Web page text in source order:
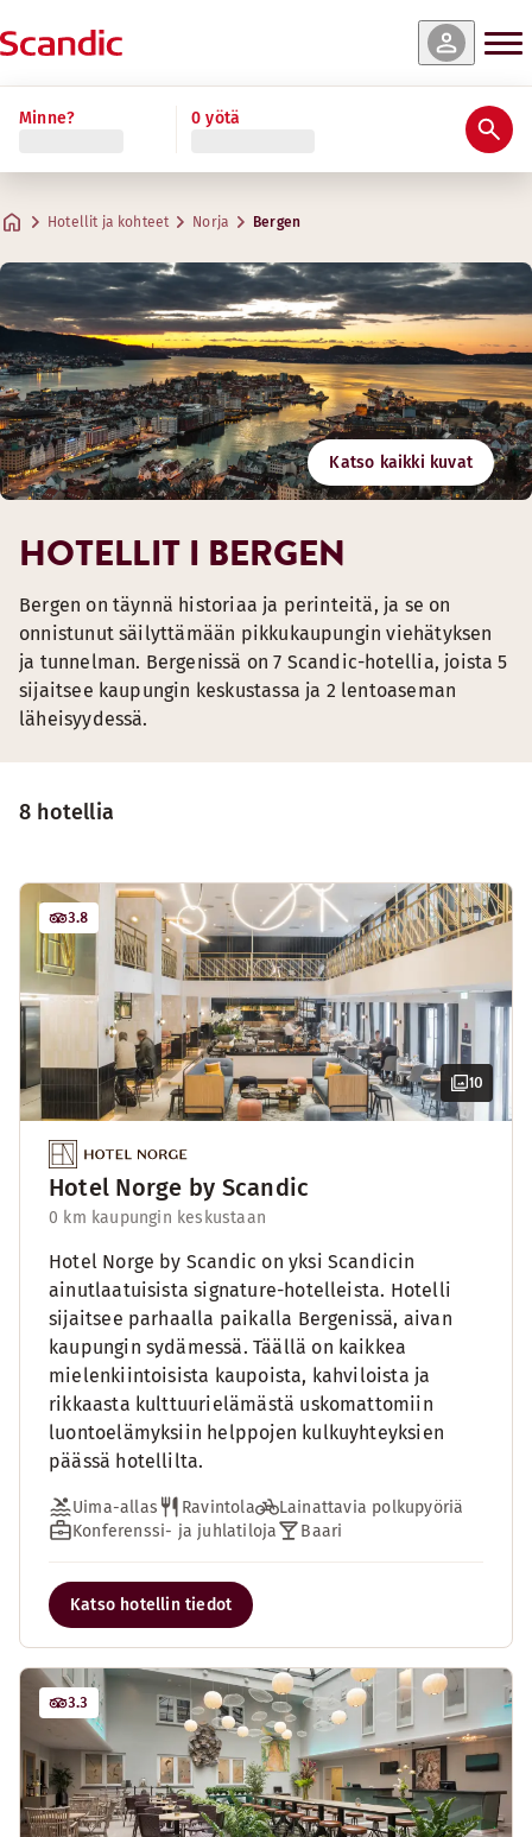
Minne? 0 yötä
Hotellit ja kohteet Norja Bergen
Katso kaikki kuvat
8 hotellia
10
3.8
Hotel Norge by Scandic
0 km kaupungin keskustaan
Hotel Norge by Scandic on yksi Scandicin
ainutlaatuisista signature-hotelleista. Hotelli
sijaitsee parhaalla paikalla Bergenissä, aivan
kaupungin sydämessä. Täällä on kaikkea
mielenkiintoisista kaupoista, kahviloista ja
rikkaasta kulttuurielämästä uskomattomiin
luontoelämyksiin helppojen kulkuyhteyksien
päässä hotellilta.
Uima-allas Ravintola
Lainattavia polkupyöriä
Konferenssi- ja juhlatiloja
Baari
Katso hotellin tiedot
3.3
HOTELLIT I BERGEN
Bergen on täynnä historiaa ja perinteitä, ja se on
onnistunut säilyttämään pikkukaupungin viehätyksen
ja tunnelman. Bergenissä on 7 Scandic-hotellia, joista 5
sijaitsee kaupungin keskustassa ja 2 lentoaseman
läheisyydessä.